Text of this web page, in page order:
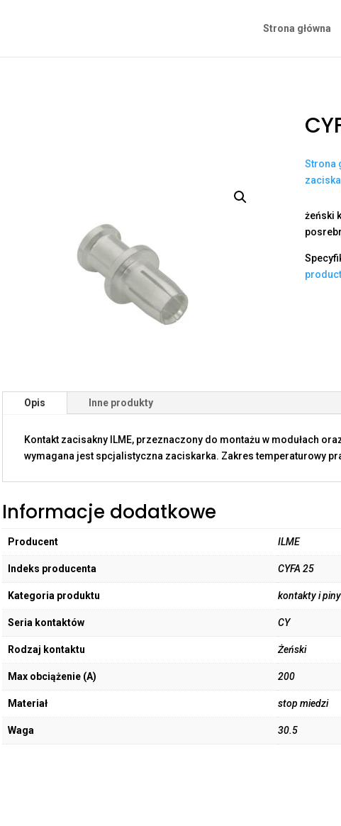
Strona główna
Strona
żeński
Opis Inne produkty
Kontakt zacisakny ILME, przeznaczony do montażu w modułach
wymagana jest spcjalistyczna zaciskarka. Zakres temperaturowy
Informacje dodatkowe
Producent ILME
Indeks producenta CYFA 25
Kategoria produktu kontakty i
Seria kontaktów CY
Rodzaj kontaktu Żeński
Max obciążenie (A) 200
Materiał stop miedzi
Waga 30.5